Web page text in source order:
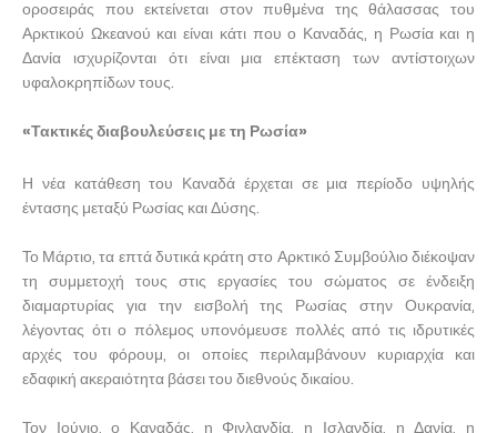
οροσειράς που εκτείνεται στον πυθμένα της θάλασσας του
Αρκτικού Ωκεανού και είναι κάτι που ο Καναδάς, η Ρωσία και η
Δανία ισχυρίζονται ότι είναι μια επέκταση των αντίστοιχων
υφαλοκρηπίδων τους.
«Τακτικές διαβουλεύσεις με τη Ρωσία»
Η νέα κατάθεση του Καναδά έρχεται σε μια περίοδο υψηλής
έντασης μεταξύ Ρωσίας και Δύσης.
Το Μάρτιο, τα επτά δυτικά κράτη στο Αρκτικό Συμβούλιο διέκοψαν
τη συμμετοχή τους στις εργασίες του σώματος σε ένδειξη
διαμαρτυρίας για την εισβολή της Ρωσίας στην Ουκρανία,
λέγοντας ότι ο πόλεμος υπονόμευσε πολλές από τις ιδρυτικές
αρχές του φόρουμ, οι οποίες περιλαμβάνουν κυριαρχία και
εδαφική ακεραιότητα βάσει του διεθνούς δικαίου.
Τον Ιούνιο, ο Καναδάς, η Φινλανδία, η Ισλανδία, η Δανία, η